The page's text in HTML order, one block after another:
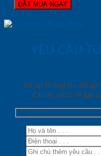
ĐẶT MUA NGAY
YÊU CẦU
Nhập thông tin để
Chính sách về giá